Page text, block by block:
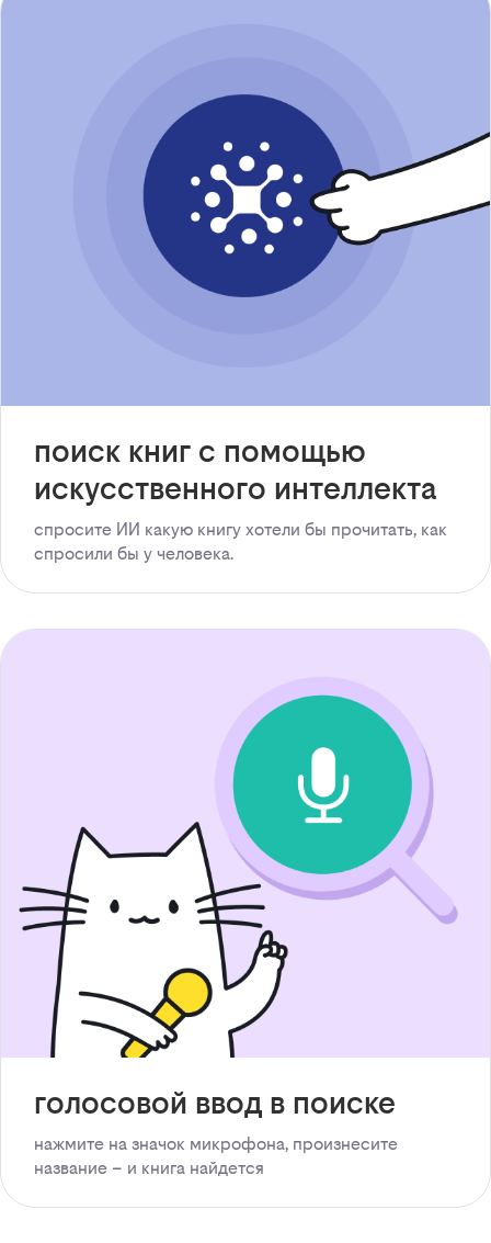
поиск книг с помощью
искусственного интеллекта
спросите ИИ какую книгу хотели бы прочитать, как
спросили бы у человека.
голосовой ввод в поиске
нажмите на значок микрофона, произнесите
название – и книга найдется